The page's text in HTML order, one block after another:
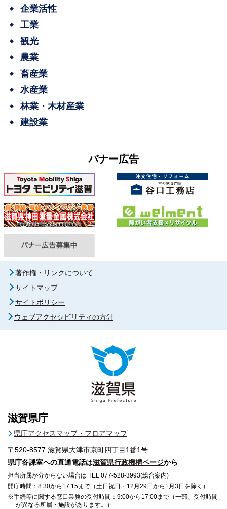
企業活性
工業
観光
農業
畜産業
水産業
林業・木材産業
建設業
バナー広告
著作権・リンクについて
サイトマップ
サイトポリシー
ウェブアクセシビリティの方針
滋賀県庁
県庁アクセスマップ・フロアマップ
〒520-8577 滋賀県大津市京町四丁目1番1号
県庁各課室への直通電話は滋賀県行政機構ページから
担当所属が分からない場合は TEL 077-528-3993(総合案内)
開庁時間：8:30から17:15まで（土日祝日・12月29日から1月3日を除く）
※手続等に関する窓口業務の受付時間：9:00から17:00まで（一部、受付時間
が異なる所属・施設があります。）